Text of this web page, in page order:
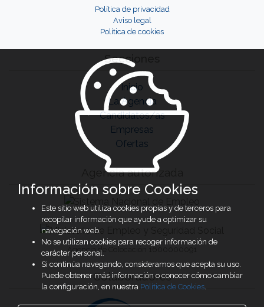
Política de privacidad
Aviso legal
Política de cookies
Secciones
Inicio
La Agencia
Candidatos/as
Empresas
Ofertas
Agencia autorizada
Agencia de Colocación 1600000091
Colaboradores
Información sobre Cookies
Este sitio web utiliza cookies propias y de terceros para
recopilar información que ayude a optimizar su
navegación web.
No se utilizan cookies para recoger información de
carácter personal.
Si continúa navegando, consideramos que acepta su uso.
Puede obtener más información o conocer cómo cambiar
la configuración, en nuestra Política de Cookies.